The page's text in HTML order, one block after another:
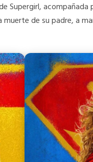
Supergirl, acompañada
muerte de su padre, a